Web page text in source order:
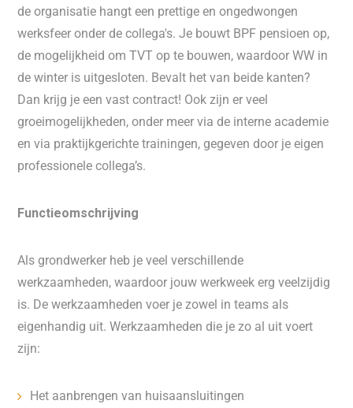
de organisatie hangt een prettige en ongedwongen
werksfeer onder de collega's. Je bouwt BPF pensioen op,
de mogelijkheid om TVT op te bouwen, waardoor WW in
de winter is uitgesloten. Bevalt het van beide kanten?
Dan krijg je een vast contract! Ook zijn er veel
groeimogelijkheden, onder meer via de interne academie
en via praktijkgerichte trainingen, gegeven door je eigen
professionele collega’s.
Functieomschrijving
Als grondwerker heb je veel verschillende
werkzaamheden, waardoor jouw werkweek erg veelzijdig
is. De werkzaamheden voer je zowel in teams als
eigenhandig uit. Werkzaamheden die je zo al uit voert
zijn:
Het aanbrengen van huisaansluitingen